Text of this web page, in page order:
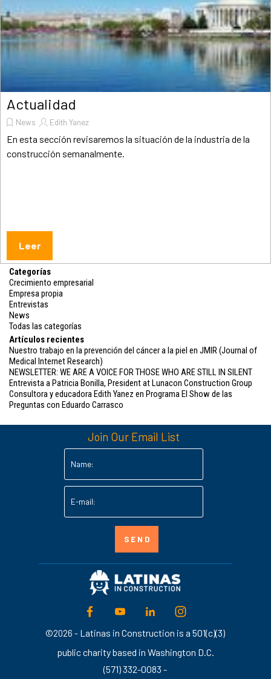
Actualidad
News Edith Yanez
En esta sección revisaremos la situación de la industria de la
construcción semanalmente.
Leer
Categorías
Crecimiento empresarial
Empresa propia
Entrevistas
News
Todas las categorías
Artículos recientes
Nuestro trabajo en la prevención del cáncer a la piel en JMIR (Journal of
Medical Internet Research)
NEWSLETTER: WE ARE A VOICE FOR THOSE WHO ARE STILL IN SILENT
Entrevista a Patricia Bonilla, President at Lunacon Construction Group
Consultora y educadora Edith Yanez en Programa El Show de las
Preguntas con Eduardo Carrasco
©2026 - Latinas in Construction is a 501(c)(3)
public charity based in Washington D.C.
(571) 332-0083 -
Join Our Email List